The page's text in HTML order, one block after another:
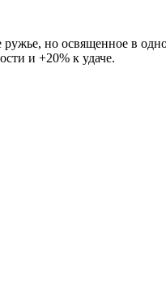
но освященное в
и +20% к удаче.